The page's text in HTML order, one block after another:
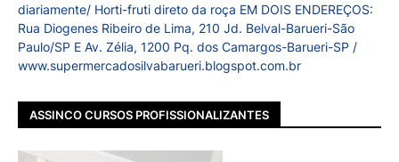
diariamente/ Horti-fruti direto da roça EM DOIS ENDEREÇOS:
Rua Diogenes Ribeiro de Lima, 210 Jd. Belval-Barueri-São
Paulo/SP E Av. Zélia, 1200 Pq. dos Camargos-Barueri-SP /
www.supermercadosilvabarueri.blogspot.com.br
ASSINCO CURSOS PROFISSIONALIZANTES